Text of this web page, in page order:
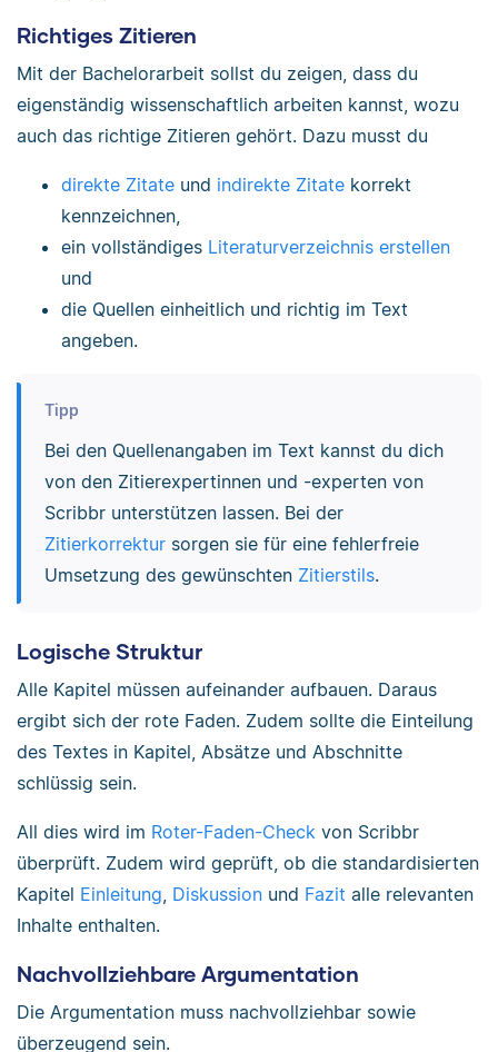
Richtiges Zitieren
Mit der Bachelorarbeit sollst du zeigen, dass du
eigenständig wissenschaftlich arbeiten kannst, wozu
auch das richtige Zitieren gehört. Dazu musst du
direkte Zitate und indirekte Zitate korrekt
kennzeichnen,
ein vollständiges Literaturverzeichnis erstellen
und
die Quellen einheitlich und richtig im Text
angeben.
Tipp
Bei den Quellenangaben im Text kannst du dich
von den Zitierexpertinnen und -experten von
Scribbr unterstützen lassen. Bei der
Zitierkorrektursorgen sie für eine fehlerfreie
Umsetzung des gewünschten Zitierstils.
Logische Struktur
Alle Kapitel müssen aufeinander aufbauen. Daraus
ergibt sich der rote Faden. Zudem sollte die Einteilung
des Textes in Kapitel, Absätze und Abschnitte
schlüssig sein.
All dies wird im Roter-Faden-Check von Scribbr
überprüft. Zudem wird geprüft, ob die standardisierten
Kapitel Einleitung Diskussion und Fazit alle relevanten
Inhalte enthalten.
Nachvollziehbare Argumentation
Die Argumentation muss nachvollziehbar sowie
überzeugend sein.